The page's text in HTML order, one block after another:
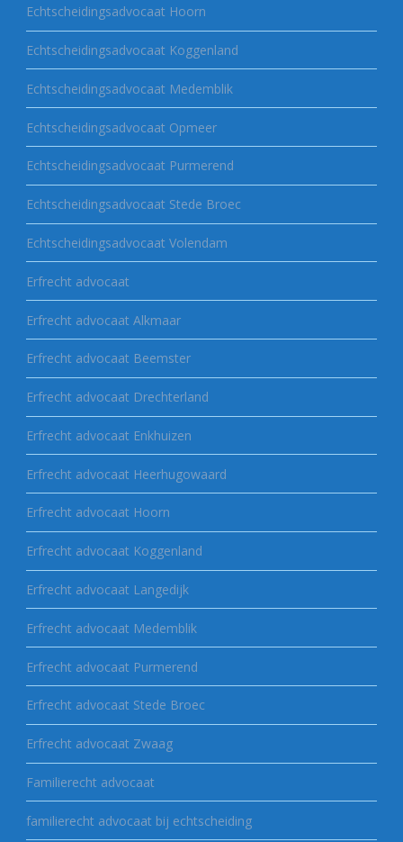
Echtscheidingsadvocaat Hoorn
Echtscheidingsadvocaat Koggenland
Echtscheidingsadvocaat Medemblik
Echtscheidingsadvocaat Opmeer
Echtscheidingsadvocaat Purmerend
Echtscheidingsadvocaat Stede Broec
Echtscheidingsadvocaat Volendam
Erfrecht advocaat
Erfrecht advocaat Alkmaar
Erfrecht advocaat Beemster
Erfrecht advocaat Drechterland
Erfrecht advocaat Enkhuizen
Erfrecht advocaat Heerhugowaard
Erfrecht advocaat Hoorn
Erfrecht advocaat Koggenland
Erfrecht advocaat Langedijk
Erfrecht advocaat Medemblik
Erfrecht advocaat Purmerend
Erfrecht advocaat Stede Broec
Erfrecht advocaat Zwaag
Familierecht advocaat
familierecht advocaat bij echtscheiding